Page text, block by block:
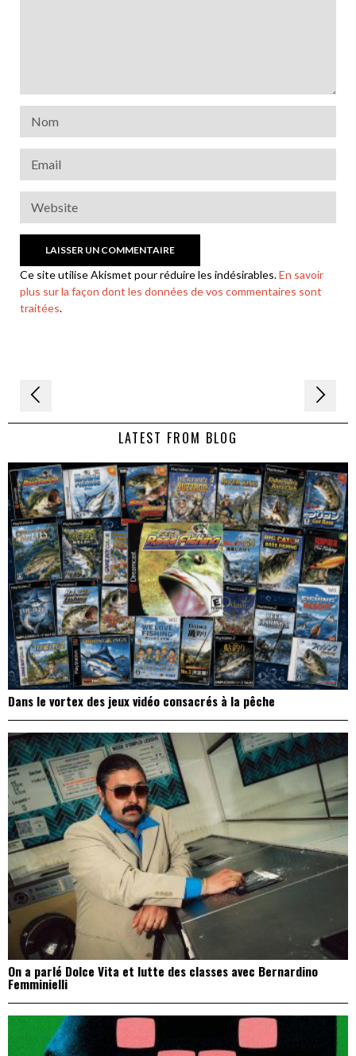
Ce site utilise Akismet pour réduire les indésirables.En savoir
plus sur la façon dont les données de vos commentaires sont
traitées.
Navigation
de LATEST FROM BLOG
Dans le vortex des jeux vidéo consacrés à la pêche
On a parlé Dolce Vita et lutte des classes avec Bernardino
Femminielli